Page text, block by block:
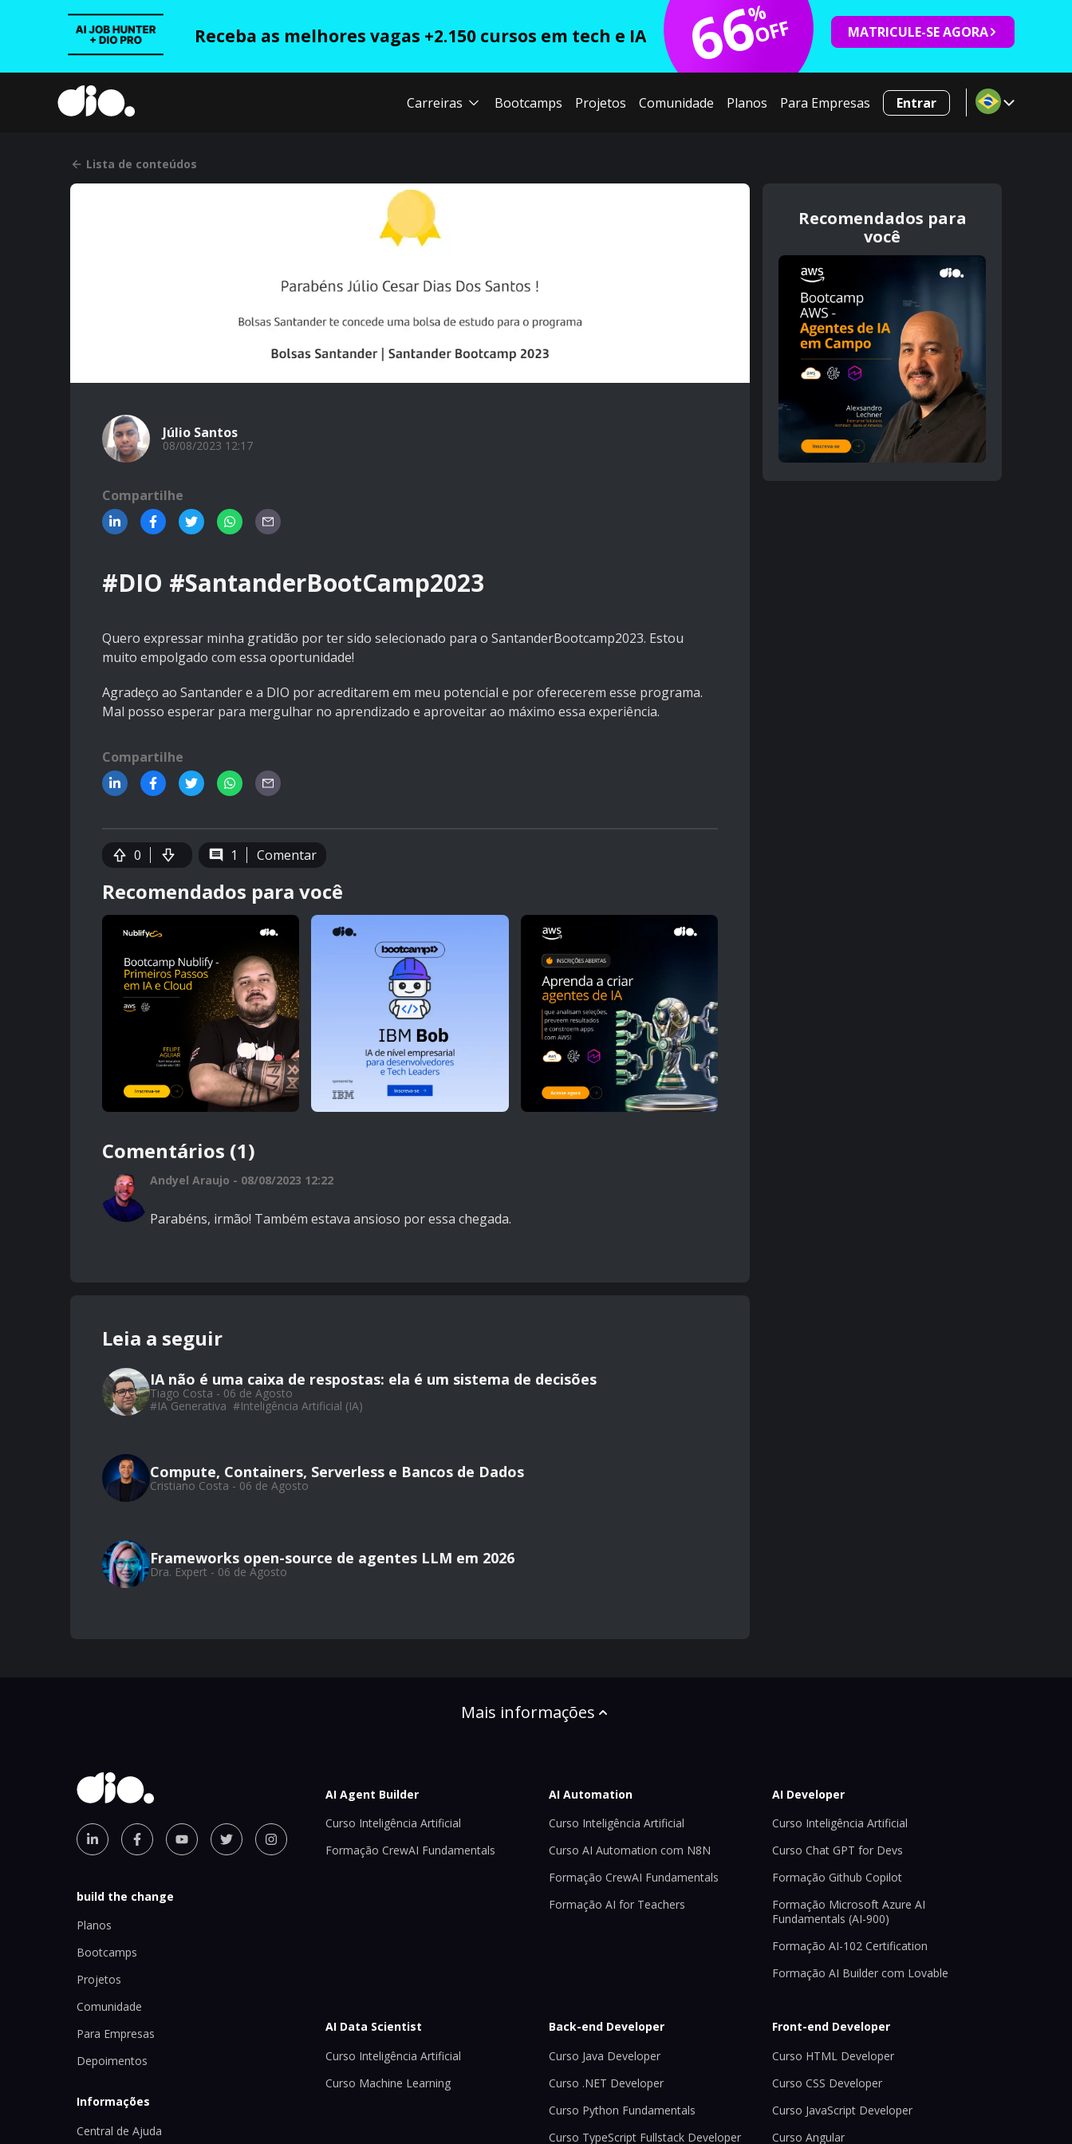
Receba as melhores vagas +2.150 cursos em tech e IA 66
%
OFF MATRICULE-SE AGORA
Carreiras Bootcamps Projetos Comunidade Planos Para Empresas Entrar
Lista de conteúdos
Júlio Santos
08/08/2023 12:17
Compartilhe
#DIO #SantanderBootCamp2023
Quero expressar minha gratidão por ter sido selecionado para o SantanderBootcamp2023. Estou
muito empolgado com essa oportunidade!
Agradeço ao Santander e a DIO por acreditarem em meu potencial e por oferecerem esse programa.
Mal posso esperar para mergulhar no aprendizado e aproveitar ao máximo essa experiência.
Compartilhe
0 1 Comentar
Recomendados para você
Comentários (1)
Andyel Araujo - 08/08/2023 12:22
Parabéns, irmão! Também estava ansioso por essa chegada.
Leia a seguir
IA não é uma caixa de respostas: ela é um sistema de decisões
Tiago Costa - 06 de Agosto
#IA Generativa #Inteligência Artificial (IA)
Compute, Containers, Serverless e Bancos de Dados
Cristiano Costa - 06 de Agosto
Frameworks open-source de agentes LLM em 2026
Dra. Expert - 06 de Agosto
Recomendados para
você
Mais informações
build the change
Planos
Bootcamps
Projetos
Comunidade
Para Empresas
Depoimentos
Informações
Central de Ajuda
AI Agent Builder
Curso Inteligência Artificial
Formação CrewAI Fundamentals
AI Automation
Curso Inteligência Artificial
Curso AI Automation com N8N
Formação CrewAI Fundamentals
Formação AI for Teachers
AI Developer
Curso Inteligência Artificial
Curso Chat GPT for Devs
Formação Github Copilot
Formação Microsoft Azure AI
Fundamentals (AI-900)
Formação AI-102 Certification
Formação AI Builder com Lovable
AI Data Scientist
Curso Inteligência Artificial
Curso Machine Learning
Back-end Developer
Curso Java Developer
Curso .NET Developer
Curso Python Fundamentals
Curso TypeScript Fullstack Developer
Front-end Developer
Curso HTML Developer
Curso CSS Developer
Curso JavaScript Developer
Curso Angular